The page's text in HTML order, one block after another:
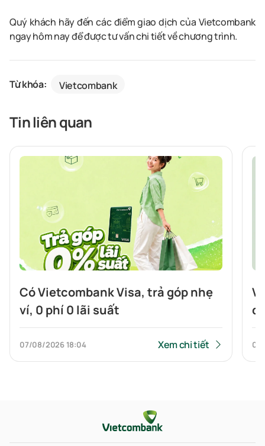
Quý khách hãy đến các điểm giao dịch của Vietcombank
ngay hôm nay để được tư vấn chi tiết về chương trình.
Từ khóa: Vietcombank
Tin liên quan
Có Vietcombank Visa, trả góp nhẹ
ví, 0 phí 0 lãi suất
07/08/2026 18:04 Xem chi tiết